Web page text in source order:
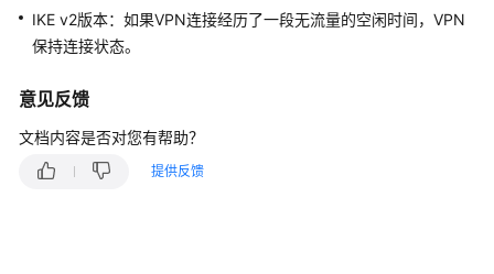
入
门
用
指
南
IKE v2版本：如果VPN连接经历了一段无流量的空闲时间，VPN
保持连接状态。
意见反馈
文档内容是否对您有帮助？
提供反馈